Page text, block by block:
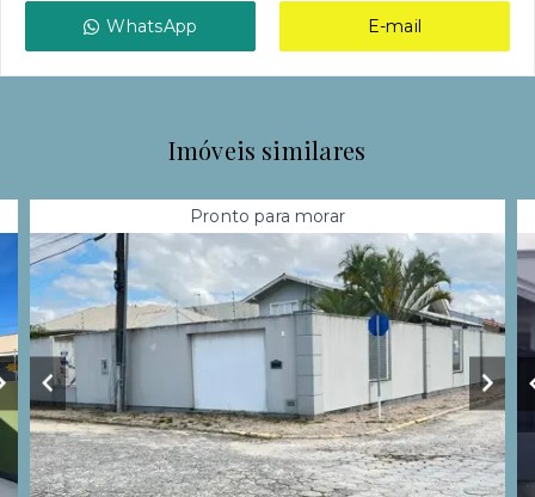
WhatsApp E-mail
Imóveis similares
Pronto para morar